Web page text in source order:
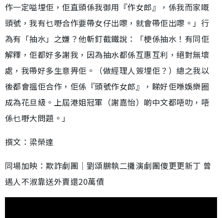
作一定嗌埋佢，佢直頭係我御用『作女郎』，係我而家嘅
頭號，我有乜嘢合作要帶女仔出嚟，就會帶佢出嚟。」行
為有「抽水」之嫌？他斬釘截鐵說：「梗係抽水！有同佢
解釋，佢都好多謝我，因為抽水都係互惠互利，絕對無壞
處，我帶好多生意畀佢。（做經理人簽埋佢？）總之我以
後都會搵佢合作，佢係『頭號作女郎』，睇好佢喺娛樂圈
成為花旦級。上屆港姐冠軍（謝嘉怡）啲中文都唔叻，唔
係乜嘢大問題。」
撰文：梁榮達
同場加映：欺詐劇團│劉頌鵬執二攤演劇團傻更更新丁 曾
遇人不淑靠送外賣還20萬債